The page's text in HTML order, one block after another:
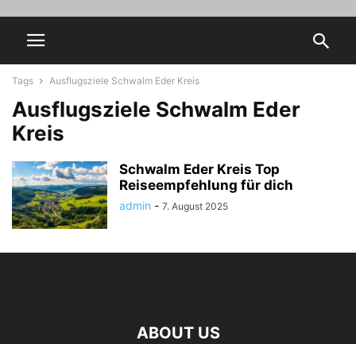
Tags Ausflugsziele Schwalm Eder Kreis
Ausflugsziele Schwalm Eder
Kreis
Schwalm Eder Kreis Top
Reiseempfehlung für dich
admin - 7. August 2025
ABOUT US